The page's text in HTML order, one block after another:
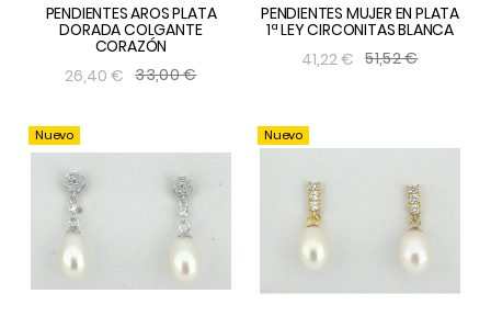
PENDIENTES AROS PLATA
DORADA COLGANTE
CORAZÓN
26,40 € 33,00 €
PENDIENTES MUJER EN PLATA
1ª LEY CIRCONITAS BLANCA
41,22 € 51,52 €
Nuevo Nuevo